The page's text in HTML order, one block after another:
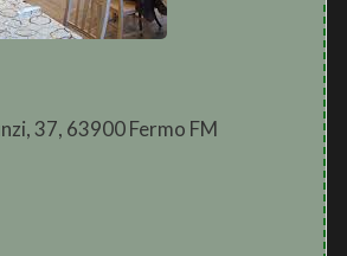
37, 63900 Fermo FM